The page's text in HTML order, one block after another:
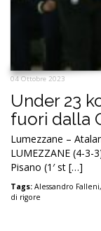
04 Ottobre 2023
Under 23
fuori dalla
Lumezzane –
LUMEZZANE (4-3-
Pisano (1′ st […]
Tags: Alessandro Falleni,
di rigore